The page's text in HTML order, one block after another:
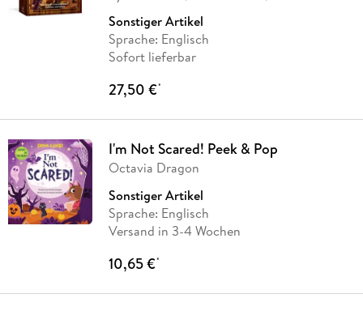
Sonstiger Artikel
Sprache: Englisch
Sofort lieferbar
27,50 €*
I'm Not Scared! Peek & Pop
Octavia Dragon
Sonstiger Artikel
Sprache: Englisch
Versand in 3-4 Wochen
10,65 €*